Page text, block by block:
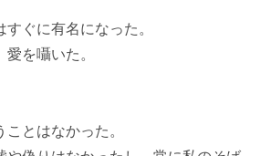
ぐに有名になった。
を囁いた。
とはなかった。